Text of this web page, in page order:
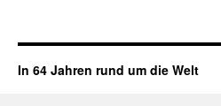
In 64 Jahren rund um die Welt